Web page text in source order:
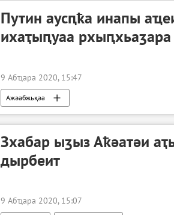
Путин аусԥҟа инапы
ихаҭыԥуаа
9 Абҵара 2020, 15:47
Ажәабжьқәа
Зхабар ыӡыз Аҟәатәи
дырбеит
9 Абҵара 2020, 15:07